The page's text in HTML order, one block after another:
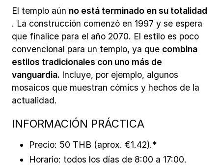
El templo aún no está terminado en su totalidad
. La construcción comenzó en 1997 y se espera
que finalice para el año 2070. El estilo es poco
convencional para un templo, ya que combina
estilos tradicionales con uno más de
vanguardia. Incluye, por ejemplo, algunos
mosaicos que muestran cómics y hechos de la
actualidad.
INFORMACIÓN PRÁCTICA
Precio: 50 THB (aprox. €1.42).*
Horario: todos los días de 8:00 a 17:00.